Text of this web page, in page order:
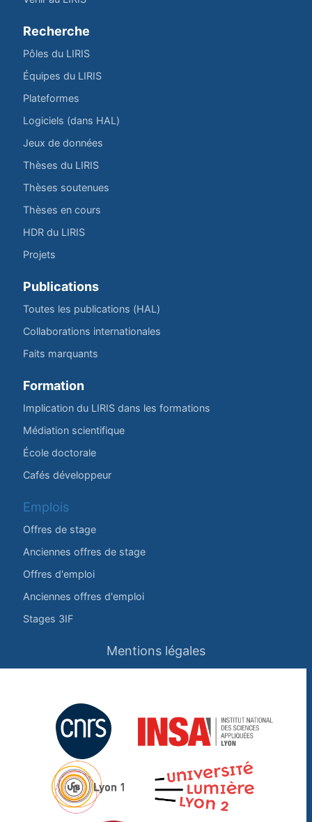
Recherche
Pôles du LIRIS
Équipes du LIRIS
Plateformes
Logiciels (dans HAL)
Jeux de données
Thèses du LIRIS
Thèses soutenues
Thèses en cours
HDR du LIRIS
Projets
Publications
Toutes les publications (HAL)
Collaborations internationales
Faits marquants
Formation
Implication du LIRIS dans les formations
Médiation scientifique
École doctorale
Cafés développeur
Emplois
Offres de stage
Anciennes offres de stage
Offres d'emploi
Anciennes offres d'emploi
Stages 3IF
Mentions légales